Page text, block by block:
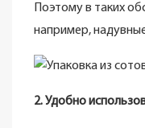
Поэтому в таких
например,
2. Удобно